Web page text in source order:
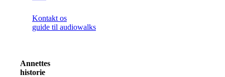
Kontakt os
guide til audiowalks
Annettes
historie